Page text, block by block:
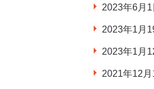
2023年6月
2023年1月
2023年1月
2021年12